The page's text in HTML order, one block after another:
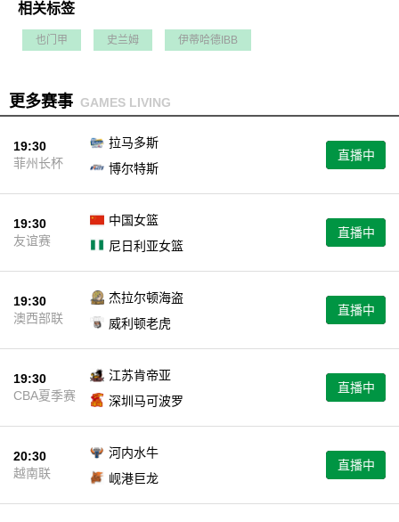
相关标签
也门甲 史兰姆 伊蒂哈德IBB
更多赛事 GAMES LIVING
19:30
菲州长杯
拉马多斯
博尔特斯
直播中
19:30
友谊赛
中国女篮
尼日利亚女篮
直播中
19:30
澳西部联
杰拉尔顿海盗
威利顿老虎
直播中
19:30
CBA夏季赛
江苏肯帝亚
深圳马可波罗
直播中
20:30
越南联
河内水牛
岘港巨龙
直播中